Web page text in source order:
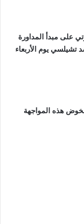
على مبدأ المداورة
يوم الأربعاء
هذه المواجهة